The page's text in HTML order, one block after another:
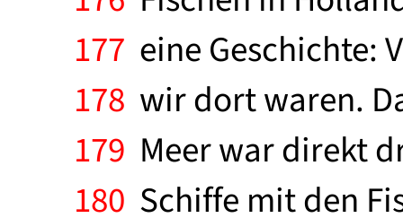
177 eine Geschichte:
178 wir dort waren.
179 Meer war direkt
180 Schiffe mit den